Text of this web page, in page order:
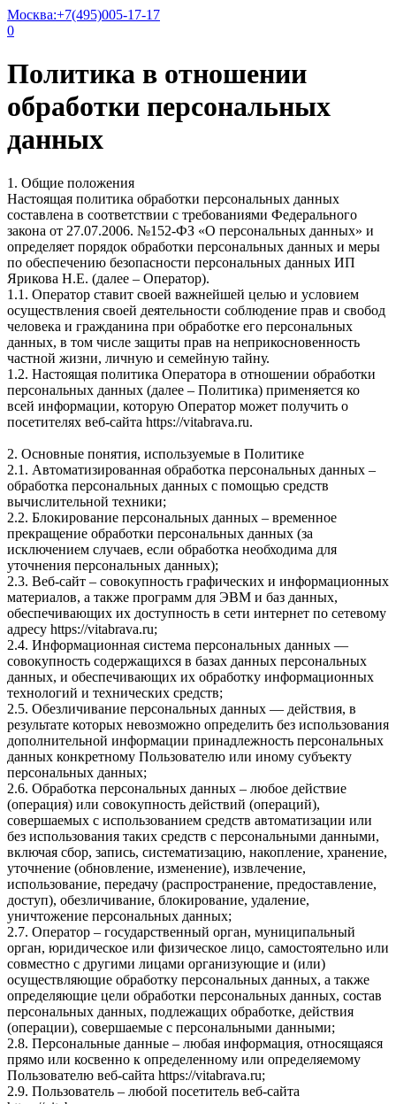
Москва:+7(495)005-17-17
0
Политика в отношении
обработки персональных
данных
1. Общие положения
Настоящая политика обработки персональных данных
составлена в соответствии с требованиями Федерального
закона от 27.07.2006. №152-ФЗ «О персональных данных» и
определяет порядок обработки персональных данных и меры
по обеспечению безопасности персональных данных ИП
Ярикова Н.Е. (далее – Оператор).
1.1. Оператор ставит своей важнейшей целью и условием
осуществления своей деятельности соблюдение прав и свобод
человека и гражданина при обработке его персональных
данных, в том числе защиты прав на неприкосновенность
частной жизни, личную и семейную тайну.
1.2. Настоящая политика Оператора в отношении обработки
персональных данных (далее – Политика) применяется ко
всей информации, которую Оператор может получить о
посетителях веб-сайта https://vitabrava.ru.
2. Основные понятия, используемые в Политике
2.1. Автоматизированная обработка персональных данных –
обработка персональных данных с помощью средств
вычислительной техники;
2.2. Блокирование персональных данных – временное
прекращение обработки персональных данных (за
исключением случаев, если обработка необходима для
уточнения персональных данных);
2.3. Веб-сайт – совокупность графических и информационных
материалов, а также программ для ЭВМ и баз данных,
обеспечивающих их доступность в сети интернет по сетевому
адресу https://vitabrava.ru;
2.4. Информационная система персональных данных —
совокупность содержащихся в базах данных персональных
данных, и обеспечивающих их обработку информационных
технологий и технических средств;
2.5. Обезличивание персональных данных — действия, в
результате которых невозможно определить без использования
дополнительной информации принадлежность персональных
данных конкретному Пользователю или иному субъекту
персональных данных;
2.6. Обработка персональных данных – любое действие
(операция) или совокупность действий (операций),
совершаемых с использованием средств автоматизации или
без использования таких средств с персональными данными,
включая сбор, запись, систематизацию, накопление, хранение,
уточнение (обновление, изменение), извлечение,
использование, передачу (распространение, предоставление,
доступ), обезличивание, блокирование, удаление,
уничтожение персональных данных;
2.7. Оператор – государственный орган, муниципальный
орган, юридическое или физическое лицо, самостоятельно или
совместно с другими лицами организующие и (или)
осуществляющие обработку персональных данных, а также
определяющие цели обработки персональных данных, состав
персональных данных, подлежащих обработке, действия
(операции), совершаемые с персональными данными;
2.8. Персональные данные – любая информация, относящаяся
прямо или косвенно к определенному или определяемому
Пользователю веб-сайта https://vitabrava.ru;
2.9. Пользователь – любой посетитель веб-сайта